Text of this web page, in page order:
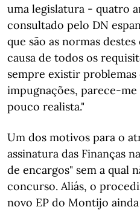
uma legislatura - quatro
consultado pelo DN
que são as normas
causa de todos os
sempre existir
impugnações, parece-me
pouco realista."
Um dos motivos para o
assinatura das Finanças
de encargos" sem a qual
concurso. Aliás, o
novo EP do Montijo